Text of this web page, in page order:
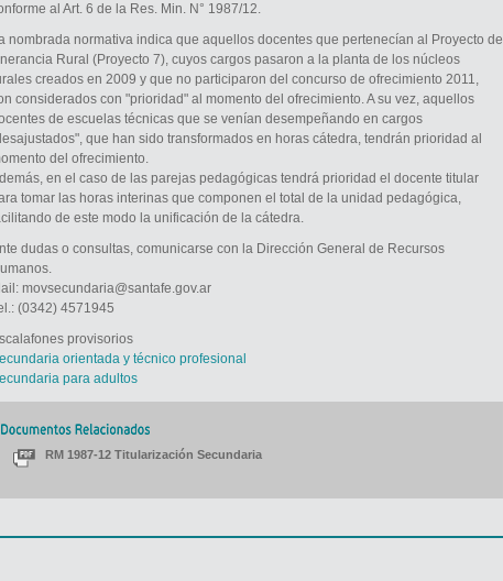
al Art. 6 de la Res. Min. N° 1987/12.
nombrada normativa indica que aquellos docentes que pertenecían al Proyecto de
Rural (Proyecto 7), cuyos cargos pasaron a la planta de los núcleos
creados en 2009 y que no participaron del concurso de ofrecimiento 2011,
considerados con "prioridad" al momento del ofrecimiento. A su vez, aquellos
de escuelas técnicas que se venían desempeñando en cargos
que han sido transformados en horas cátedra, tendrán prioridad al
del ofrecimiento.
en el caso de las parejas pedagógicas tendrá prioridad el docente titular
tomar las horas interinas que componen el total de la unidad pedagógica,
de este modo la unificación de la cátedra.
dudas o consultas, comunicarse con la Dirección General de Recursos
movsecundaria@santafe.gov.ar
(0342) 4571945
provisorios
orientada y técnico profesional
para adultos
RM 1987-12 Titularización Secundaria